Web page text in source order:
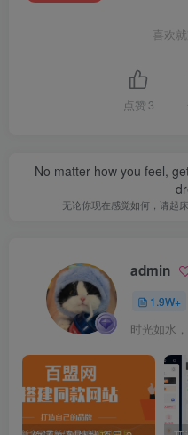
喜欢
点赞 3
No matter how you feel,
无论你现在感觉如何，请起
admin
1.9W+
时光如水